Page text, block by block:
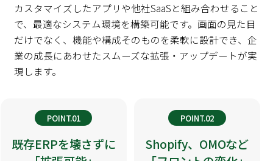
カスタマイズしたアプリや他社SaaSと組み合わせること
で、最適なシステム環境を構築可能です。画面の見た目
だけでなく、機能や構成そのものを柔軟に設計でき、企
業の成長にあわせたスムーズな拡張・アップデートが実
現します。
POINT.01
既存ERPを壊さずに
POINT.02
Shopify、OMOなど